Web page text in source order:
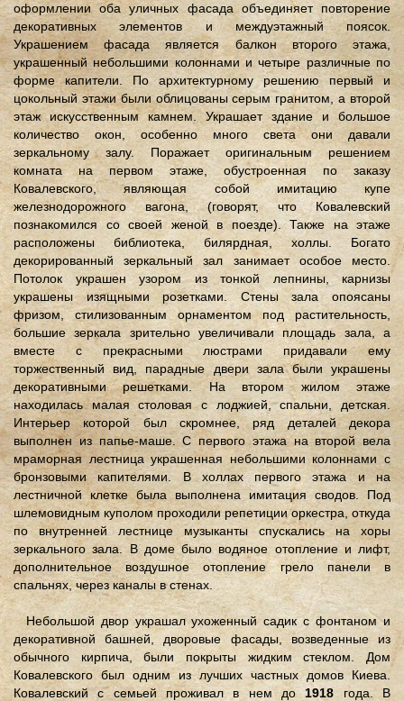
оформлении оба уличных фасада объединяет повторение
декоративных элементов и междуэтажный поясок.
Украшением фасада является балкон второго этажа,
украшенный небольшими колоннами и четыре различные по
форме капители. По архитектурному решению первый и
цокольный этажи были облицованы серым гранитом, а второй
этаж искусственным камнем. Украшает здание и большое
количество окон, особенно много света они давали
зеркальному залу. Поражает оригинальным решением
комната на первом этаже, обустроенная по заказу
Ковалевского, являющая собой имитацию купе
железнодорожного вагона, (говорят, что Ковалевский
познакомился со своей женой в поезде). Также на этаже
расположены библиотека, билярдная, холлы. Богато
декорированный зеркальный зал занимает особое место.
Потолок украшен узором из тонкой лепнины, карнизы
украшены изящными розетками. Стены зала опоясаны
фризом, стилизованным орнаментом под растительность,
большие зеркала зрительно увеличивали площадь зала, а
вместе с прекрасными люстрами придавали ему
торжественный вид, парадные двери зала были украшены
декоративными решетками. На втором жилом этаже
находилась малая столовая с лоджией, спальни, детская.
Интерьер которой был скромнее, ряд деталей декора
выполнен из папье-маше. С первого этажа на второй вела
мраморная лестница украшенная небольшими колоннами с
бронзовыми капителями. В холлах первого этажа и на
лестничной клетке была выполнена имитация сводов. Под
шлемовидным куполом проходили репетиции оркестра, откуда
по внутренней лестнице музыканты спускались на хоры
зеркального зала. В доме было водяное отопление и лифт,
дополнительное воздушное отопление грело панели в
спальнях, через каналы в стенах.
Небольшой двор украшал ухоженный садик с фонтаном и
декоративной башней, дворовые фасады, возведенные из
обычного кирпича, были покрыты жидким стеклом. Дом
Ковалевского был одним из лучших частных домов Киева.
Ковалевский с семьей проживал в нем до1918 года. В